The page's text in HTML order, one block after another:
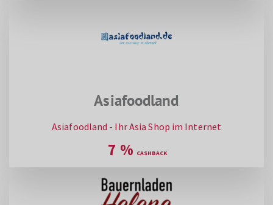
Asiafoodland
Asiafoodland - Ihr Asia Shop im Internet
7 %